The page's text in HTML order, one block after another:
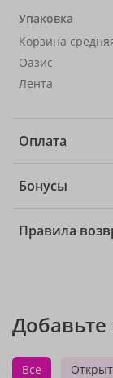
Упаковка
Корзина
Оазис
Лента
Оплата
Бонусы
Правила
Добавьте
Все